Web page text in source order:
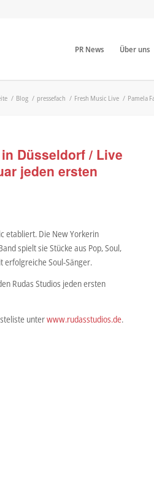
PR News Über uns
/ Blog / pressefach / Fresh Music Live / Pamela
Düsseldorf / Live
jeden ersten
etabliert. Die New Yorkerin
spielt sie Stücke aus Pop, Soul,
erfolgreiche Soul-Sänger.
Rudas Studios jeden ersten
unterwww.rudasstudios.de.